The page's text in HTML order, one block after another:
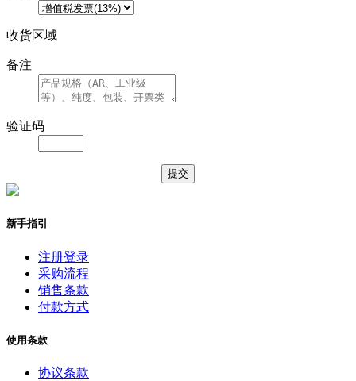
收货区域
备注
验证码
新手指引
注册登录
采购流程
销售条款
付款方式
使用条款
协议条款